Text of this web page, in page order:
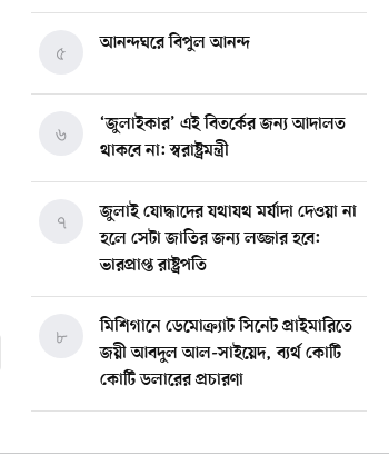
আনন্দঘরে বিপুল আনন্দ
৫
‘জুলাইকার’ এই বিতর্কের জন্য আদালত
থাকবে না: স্বরাষ্ট্রমন্ত্রী
৬
জুলাই যোদ্ধাদের যথাযথ মর্যাদা দেওয়া না
হলে সেটা জাতির জন্য লজ্জার হবে:
ভারপ্রাপ্ত রাষ্ট্রপতি
৭
মিশিগানে ডেমোক্র্যাট সিনেট প্রাইমারিতে
জয়ী আবদুল আল-সাইয়েদ, ব্যর্থ কোটি
কোটি ডলারের প্রচারণা
৮
৯